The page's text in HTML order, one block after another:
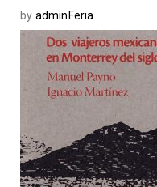
by adminFeria